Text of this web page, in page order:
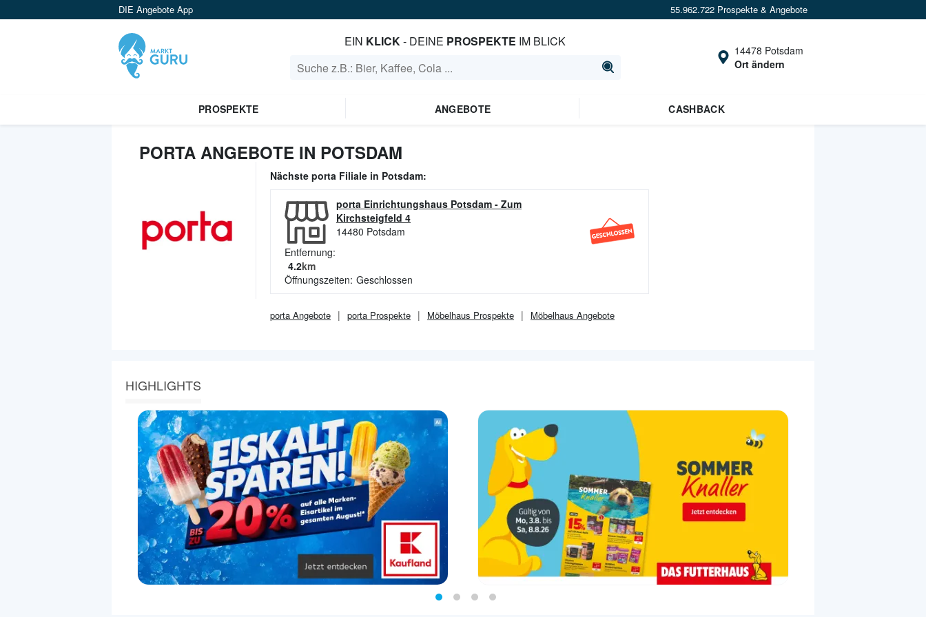
DIE Angebote App 55.962.722 Prospekte & Angebote
EIN KLICK- DEINE PROSPEKTE IM BLICK
14478 Potsdam
Ort ändern
PROSPEKTE ANGEBOTE CASHBACK
PORTA ANGEBOTE IN POTSDAM
Nächste porta Filiale in Potsdam:
porta Einrichtungshaus Potsdam - Zum
Kirchsteigfeld 4
14480 Potsdam
Entfernung:
4.2km
Öffnungszeiten: Geschlossen
porta Angebote porta Prospekte Möbelhaus Prospekte Möbelhaus Angebote
HIGHLIGHTS